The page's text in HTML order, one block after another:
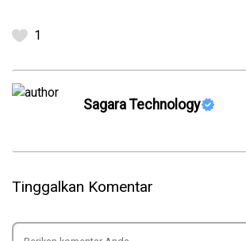
1
Sagara Technology
Tinggalkan Komentar